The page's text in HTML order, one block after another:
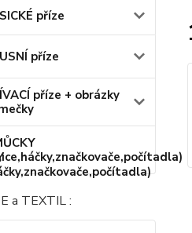
příze
příze
příze + obrázky
a TEXTIL :